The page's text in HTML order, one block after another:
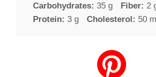
Carbohydrates: 35 g Fiber: 2
Protein: 3 g Cholesterol: 50